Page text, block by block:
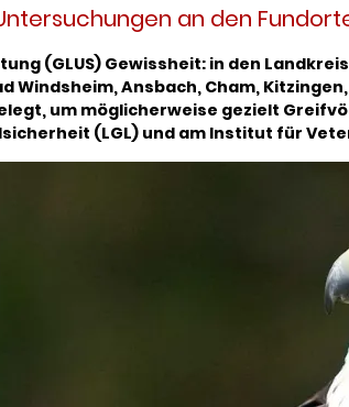
an den
(GLUS) Gewissheit: in den
Windsheim, Ansbach, Cham,
um möglicherweise gezielt
(LGL) und am Institut für